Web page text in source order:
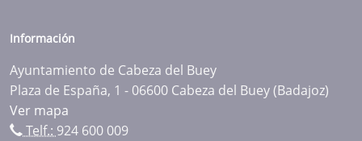
Información
Ayuntamiento de Cabeza del Buey
Plaza de España, 1 - 06600 Cabeza del Buey (Badajoz)
Ver mapa
Telf.: 924 600 009